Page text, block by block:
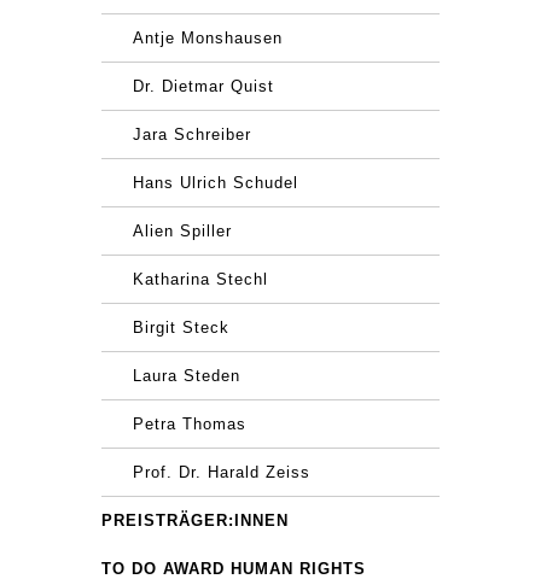
Antje Monshausen
Dr. Dietmar Quist
Jara Schreiber
Hans Ulrich Schudel
Alien Spiller
Katharina Stechl
Birgit Steck
Laura Steden
Petra Thomas
Prof. Dr. Harald Zeiss
PREISTRÄGER:INNEN
TO DO AWARD HUMAN RIGHTS